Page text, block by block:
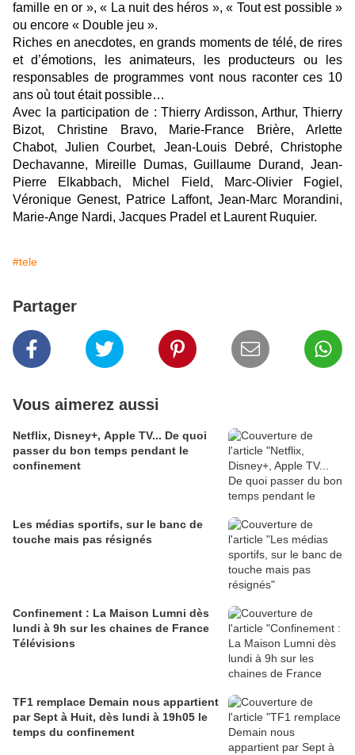
famille en or », « La nuit des héros », « Tout est possible »
ou encore « Double jeu ».
Riches en anecdotes, en grands moments de télé, de rires
et d’émotions, les animateurs, les producteurs ou les
responsables de programmes vont nous raconter ces 10
ans où tout était possible…
Avec la participation de : Thierry Ardisson, Arthur, Thierry
Bizot, Christine Bravo, Marie-France Brière, Arlette
Chabot, Julien Courbet, Jean-Louis Debré, Christophe
Dechavanne, Mireille Dumas, Guillaume Durand, Jean-
Pierre Elkabbach, Michel Field, Marc-Olivier Fogiel,
Véronique Genest, Patrice Laffont, Jean-Marc Morandini,
Marie-Ange Nardi, Jacques Pradel et Laurent Ruquier.
#tele
Partager
Vous aimerez aussi
Netflix, Disney+, Apple TV... De quoi
passer du bon temps pendant le
confinement
Les médias sportifs, sur le banc de
touche mais pas résignés
Confinement : La Maison Lumni dès
lundi à 9h sur les chaines de France
Télévisions
TF1 remplace Demain nous appartient
par Sept à Huit, dès lundi à 19h05 le
temps du confinement